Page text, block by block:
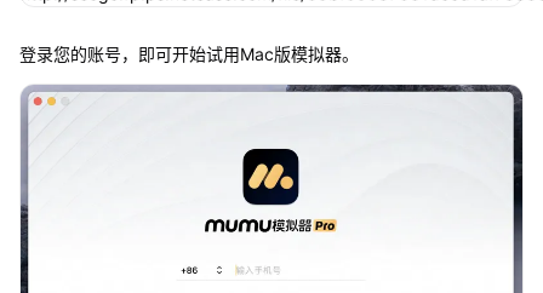
登录您的账号，即可开始试用Mac版模拟器。